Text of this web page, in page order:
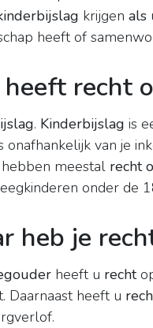
krijgen als
heeft of
recht
. Kinderbijslag is
onafhankelijk van je
meestal recht
onder de
heb je
heeft u recht
Daarnaast heeft u